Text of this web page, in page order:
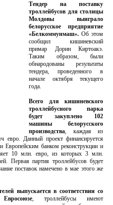
Тендер на поставку
троллейбусов для столицы
Молдовы выиграло
белорусское предприятие
«Белкоммунмаш». Об этом
сообщил кишиневский
примар Дорин Киртоакэ.
Таким образом, были
обнародованы результаты
тендера, проведенного в
начале октября текущего
года.
Всего для кишиневского
троллейбусного парка
будет закуплено 102
машины белорусского
производства, каждая из
евро. Данный проект финансируется
Европейским банком реконструкции и
10 млн. евро, из которых 3 млн.
Первая партия троллейбусов будет
поставок намечено в мае этого же
выпускается в соответствии со
, троллейбусы имеют